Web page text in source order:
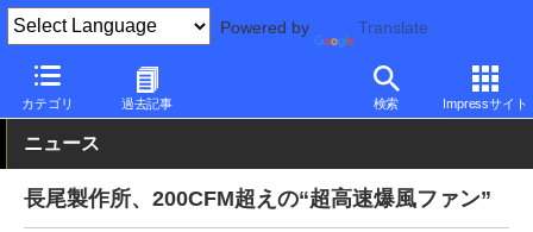
Powered by Translate
カテゴリ 過去記事 検索 Impressサイト
PC Watch 半導体/周辺機器 その他
ニュース
長尾製作所、200CFM超えの“超高速爆風ファン”